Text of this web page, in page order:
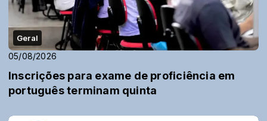
Geral
05/08/2026
Inscrições para exame de proficiência em
português terminam quinta